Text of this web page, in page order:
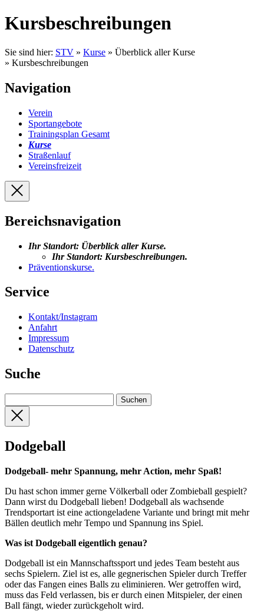
Kursbeschreibungen
Sie sind hier: STV » Kurse » Überblick aller Kurse
» Kursbeschreibungen
Navigation
Verein
Sportangebote
Trainingsplan Gesamt
Kurse
Straßenlauf
Vereinsfreizeit
Bereichsnavigation
Ihr Standort: Überblick aller Kurse.
Ihr Standort: Kursbeschreibungen.
Präventionskurse.
Service
Kontakt/Instagram
Anfahrt
Impressum
Datenschutz
Suche
Dodgeball
Dodgeball- mehr Spannung, mehr Action, mehr Spaß!
Du hast schon immer gerne Völkerball oder Zombieball gespielt?
Dann wirst du Dodgeball lieben! Dodgeball als wachsende
Trendsportart ist eine actiongeladene Variante und bringt mit mehr
Bällen deutlich mehr Tempo und Spannung ins Spiel.
Was ist Dodgeball eigentlich genau?
Dodgeball ist ein Mannschaftssport und jedes Team besteht aus
sechs Spielern. Ziel ist es, alle gegnerischen Spieler durch Treffer
oder das Fangen eines Balls zu eliminieren. Wer getroffen wird,
muss das Feld verlassen, bis er durch einen Mitspieler, der einen
Ball fängt, wieder zurückgeholt wird.